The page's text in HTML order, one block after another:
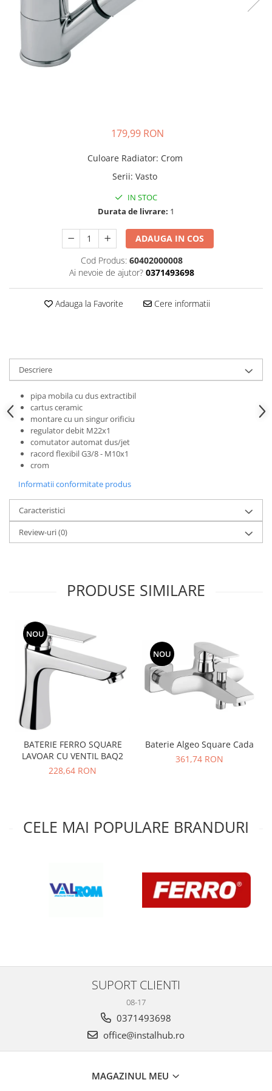
Pere dus
Capace WC
Raccorduri Flexibile
179,99 RON
Culoare Radiator: Crom
Serii: Vasto
IN STOC
Durata de livrare: 1
ADAUGA IN COS
Cod Produs: 60402000008
Ai nevoie de ajutor? 0371493698
Adauga la Favorite Cere informatii
Descriere
pipa mobila cu dus extractibil
cartus ceramic
montare cu un singur orificiu
regulator debit M22x1
comutator automat dus/jet
racord flexibil G3/8 - M10x1
crom
Informatii conformitate produs
Caracteristici
Review-uri(0)
PRODUSE SIMILARE
NOU
BATERIE FERRO SQUARE
LAVOAR CU VENTIL BAQ2
228,64 RON
NOU
Baterie Algeo Square Cada
361,74 RON
CELE MAI POPULARE BRANDURI
SUPORT CLIENTI
08-17
0371493698
office@instalhub.ro
MAGAZINUL MEU